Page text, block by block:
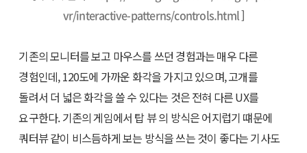
vr/interactive-patterns/controls.html]
기존의 모니터를 보고 마우스를 쓰던 경험과는 매우 다른
경험인데, 120도에 가까운 화각을 가지고 있으며, 고개를
돌려서 더 넓은 화각을 쓸 수 있다는 것은 전혀 다른 UX를
요구한다. 기존의 게임에서 탑 뷰 의 방식은 어지럽기 떄문에
쿼터뷰 같이 비스듬하게 보는 방식을 쓰는 것이 좋다는 기사도